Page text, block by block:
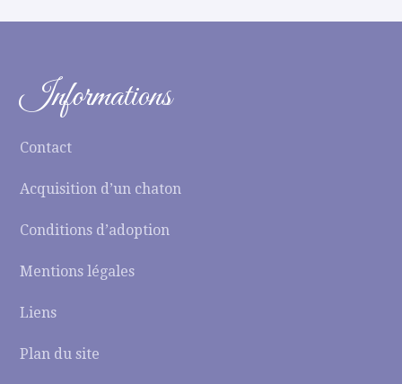
Informations
Contact
Acquisition d’un chaton
Conditions d’adoption
Mentions légales
Liens
Plan du site